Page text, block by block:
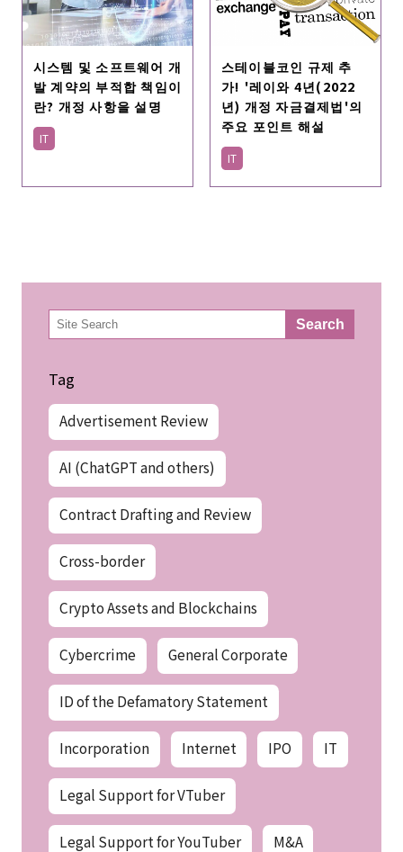
시스템 및 소프트웨어 개
발 계약의 부적합 책임이
란? 개정 사항을 설명
IT
스테이블코인 규제 추
가! '레이와 4년(2022
년) 개정 자금결제법'의
주요 포인트 해설
IT
検
索 Search
Tag
Advertisement Review
AI (ChatGPT and others)
Contract Drafting and Review
Cross-border
Crypto Assets and Blockchains
Cybercrime General Corporate
ID of the Defamatory Statement
Incorporation Internet IPO IT
Legal Support for VTuber
Legal Support for YouTuber M&A